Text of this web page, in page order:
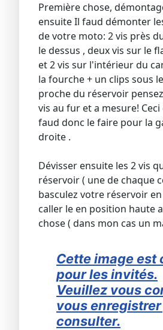
Première chose,
ensuite Il faud démonter
de votre moto: 2 vis près
le dessus , deux vis sur le
et 2 vis sur l'intérieur du
la fourche + un clips sous
proche du réservoir
vis au fur et a mesure!
faud donc le faire pour la
droite .
Dévisser ensuite les 2 vis
réservoir ( une de chaque
basculez votre réservoir
caller le en position haute
chose ( dans mon cas un
Cette image est
pour les invités.
Veuillez vous
vous
consulter.